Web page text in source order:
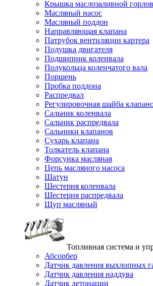
Крышка маслозаливной
Масляный насос
Масляный поддон
Направляющая клапана
Патрубок вентиляции картера
Подушка двигателя
Подшипник коленвала
Полукольца коленчатого вала
Поршень
Пробка поддона
Распредвал
Регулировочная шайба
Сальник коленвала
Сальник распредвала
Сальники клапанов
Сухарь клапана
Толкатель клапана
Форсунка масляная
Цепь масляного насоса
Шатун
Шестерня коленвала
Шестерня распредвала
Щуп масляный
Топливная система и
Абсорбер
Датчик давления выхлопных
Датчик давления наддува
Датчик детонации